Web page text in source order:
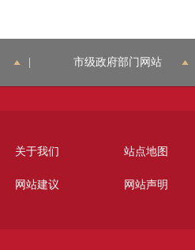
市级政府部门网站
关于我们 站点地图
网站建议 网站声明